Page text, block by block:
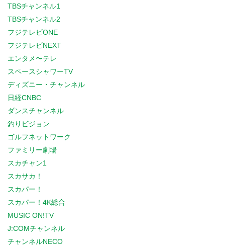
TBSチャンネル1
TBSチャンネル2
フジテレビONE
フジテレビNEXT
エンタメ〜テレ
スペースシャワーTV
ディズニー・チャンネル
日経CNBC
ダンスチャンネル
釣りビジョン
ゴルフネットワーク
ファミリー劇場
スカチャン1
スカサカ！
スカパー！
スカパー！4K総合
MUSIC ON!TV
J:COMチャンネル
チャンネルNECO